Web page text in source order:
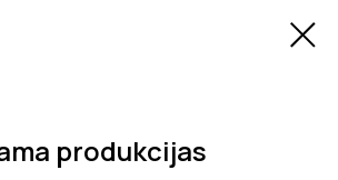
produkcijas